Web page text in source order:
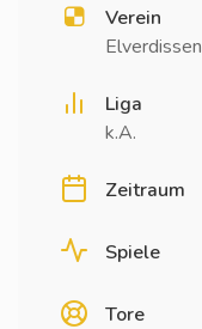
Verein
Elverdissen
Liga
k.A.
Zeitraum
Spiele
Tore